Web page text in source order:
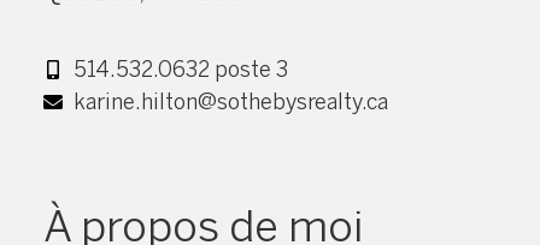
514.532.0632 poste 3
karine.hilton@sothebysrealty.ca
À propos de moi